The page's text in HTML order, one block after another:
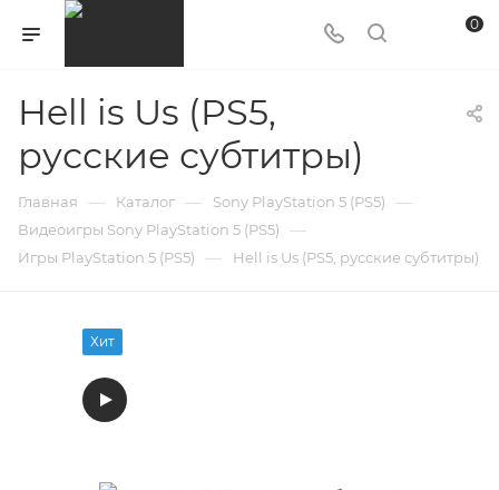
0
Hell is Us (PS5,
русские субтитры)
Главная — Каталог — Sony PlayStation 5 (PS5) —
Видеоигры Sony PlayStation 5 (PS5) —
Игры PlayStation 5 (PS5) — Hell is Us (PS5, русские субтитры)
Хит